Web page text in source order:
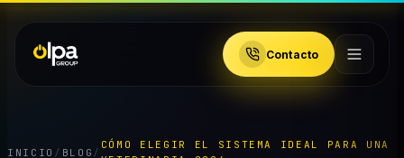
Contacto
INICIO / BLOG /
CÓMO ELEGIR EL SISTEMA IDEAL PARA UNA